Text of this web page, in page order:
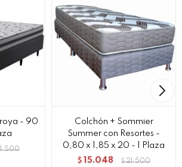
- 90
Colchón + Sommier
Summer con Resortes -
0,80 x 1,85 x 20 - 1 Plaza
$ 15.048 $ 21.500